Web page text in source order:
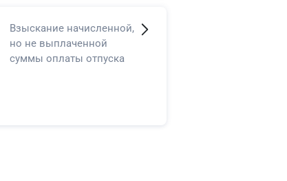
Взыскание начисленной,
но не выплаченной
суммы оплаты отпуска